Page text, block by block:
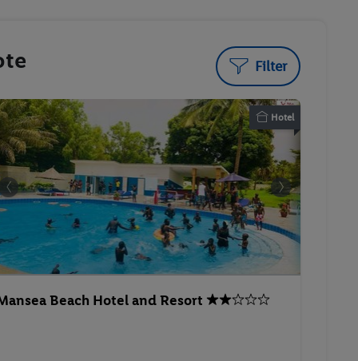
Filter
Hotel
Beach Hotel and Resort